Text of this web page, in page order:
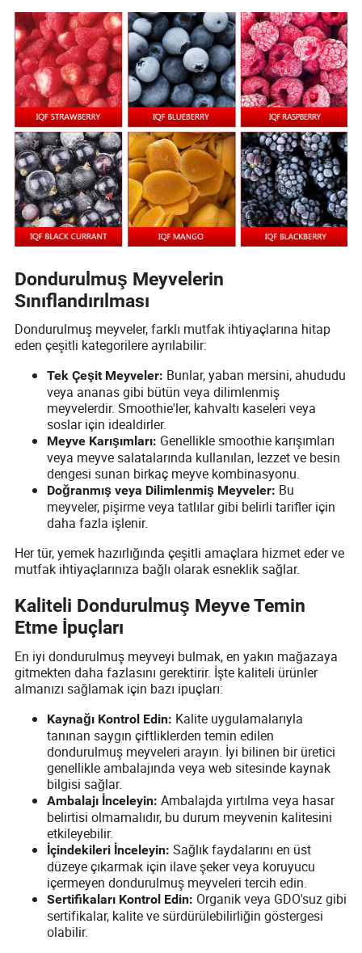
Dondurulmuş Meyvelerin
Sınıflandırılması
Dondurulmuş meyveler, farklı mutfak ihtiyaçlarına hitap
eden çeşitli kategorilere ayrılabilir:
Tek Çeşit Meyveler: Bunlar, yaban mersini, ahududu
veya ananas gibi bütün veya dilimlenmiş
meyvelerdir. Smoothie'ler, kahvaltı kaseleri veya
soslar için idealdirler.
Meyve Karışımları: Genellikle smoothie karışımları
veya meyve salatalarında kullanılan, lezzet ve besin
dengesi sunan birkaç meyve kombinasyonu.
Doğranmış veya Dilimlenmiş Meyveler: Bu
meyveler, pişirme veya tatlılar gibi belirli tarifler için
daha fazla işlenir.
Her tür, yemek hazırlığında çeşitli amaçlara hizmet eder ve
mutfak ihtiyaçlarınıza bağlı olarak esneklik sağlar.
Kaliteli Dondurulmuş Meyve Temin
Etme İpuçları
En iyi dondurulmuş meyveyi bulmak, en yakın mağazaya
gitmekten daha fazlasını gerektirir. İşte kaliteli ürünler
almanızı sağlamak için bazı ipuçları:
Kaynağı Kontrol Edin: Kalite uygulamalarıyla
tanınan saygın çiftliklerden temin edilen
dondurulmuş meyveleri arayın. İyi bilinen bir üretici
genellikle ambalajında veya web sitesinde kaynak
bilgisi sağlar.
Ambalajı İnceleyin: Ambalajda yırtılma veya hasar
belirtisi olmamalıdır, bu durum meyvenin kalitesini
etkileyebilir.
İçindekileri İnceleyin: Sağlık faydalarını en üst
düzeye çıkarmak için ilave şeker veya koruyucu
içermeyen dondurulmuş meyveleri tercih edin.
Sertifikaları Kontrol Edin: Organik veya GDO'suz gibi
sertifikalar, kalite ve sürdürülebilirliğin göstergesi
olabilir.